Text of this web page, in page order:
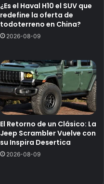
¿Es el Haval H10 el SUV que
redefine la oferta de
todoterreno en China?
2026-08-09
El Retorno de un Clásico: La
Jeep Scrambler Vuelve con
su Inspira Desertica
2026-08-09